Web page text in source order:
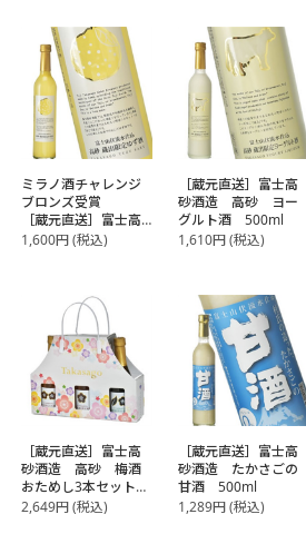
ミラノ酒チャレンジ
ブロンズ受賞
［蔵元直送］富士高
砂酒造 高砂 山廃
1,600円(税込)
［蔵元直送］富士高
砂酒造 高砂 ヨー
グルト酒 500ml
1,610円(税込)
［蔵元直送］富士高
砂酒造 高砂 梅酒
おためし3本セット
300ml×3
2,649円(税込)
［蔵元直送］富士高
砂酒造 たかさごの
甘酒 500ml
1,289円(税込)